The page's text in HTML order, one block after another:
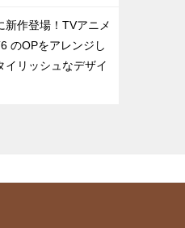
新作登場！TVアニメ
のOPをアレンジし
イリッシュなデザイ